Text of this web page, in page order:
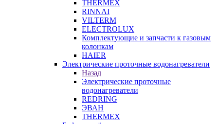
THERMEX
RINNAI
VILTERM
ELECTROLUX
Комплектующие и запчасти к газовым
колонкам
HAIER
Электрические проточные водонагреватели
Назад
Электрические проточные
водонагреватели
REDRING
ЭВАН
THERMEX